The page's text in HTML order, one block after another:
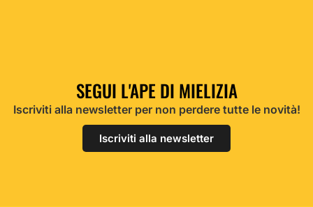
SEGUI L'APE DI MIELIZIA
Iscriviti alla newsletter per non perdere tutte le novità!
Iscriviti alla newsletter